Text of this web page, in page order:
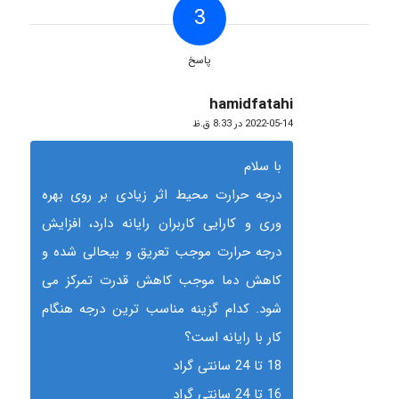
3
پاسخ
hamidfatahi
گفته:
2022-05-14 در 8:33 ق.ظ
با سلام
درجه حرارت محیط اثر زیادی بر روی بهره
وری و کارایی کاربران رایانه دارد، افزایش
درجه حرارت موجب تعریق و بیحالی شده و
کاهش دما موجب کاهش قدرت تمرکز می
شود. کدام گزینه مناسب ترین درجه هنگام
کار با رایانه است؟
18 تا 24 سانتی گراد
16 تا 24 سانتی گراد